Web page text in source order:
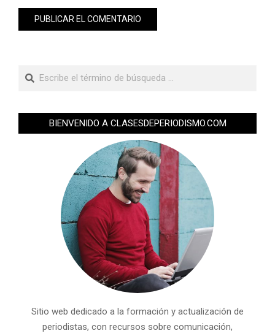
BIENVENIDO A CLASESDEPERIODISMO.COM
Sitio web dedicado a la formación y actualización de
periodistas, con recursos sobre comunicación,